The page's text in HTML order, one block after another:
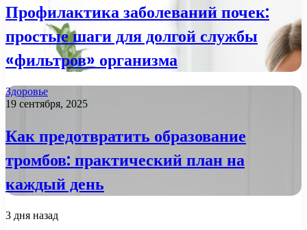
Профилактика заболеваний почек:
простые шаги для долгой службы
«фильтров» организма
Здоровье
19 сентября, 2025
Как предотвратить образование
тромбов: практический план на
каждый день
3 дня назад